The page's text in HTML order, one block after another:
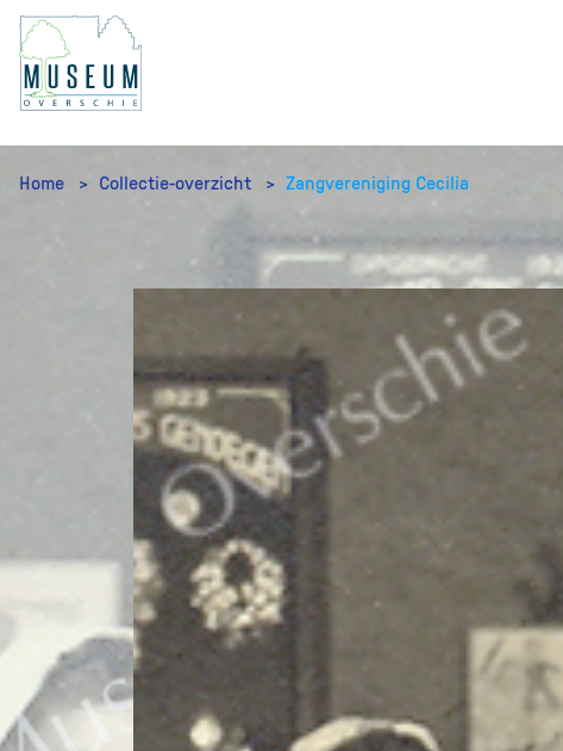
Home Collectie-overzicht Zangvereniging Cecilia